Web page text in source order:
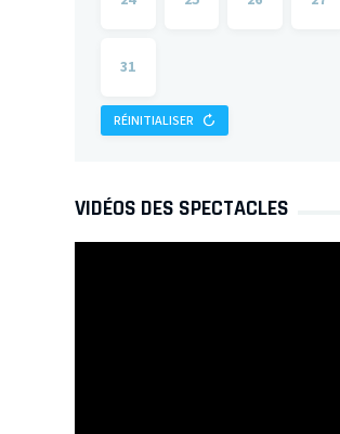
31
RÉINITIALISER
VIDÉOS DES SPECTACLES